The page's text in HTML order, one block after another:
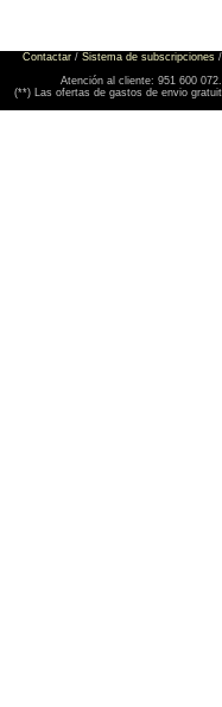
Contactar/ Sistema de subscripciones/
Atención al cliente: 951 600
(**) Las ofertas de gastos de envio